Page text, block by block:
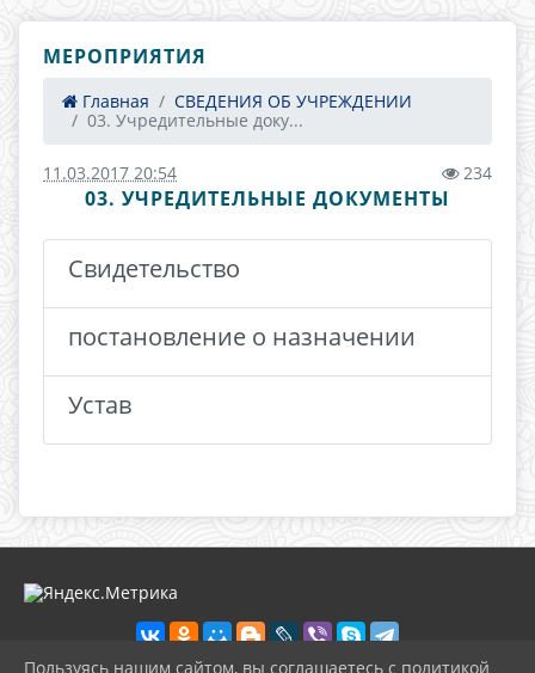
МЕРОПРИЯТИЯ
Главная
СВЕДЕНИЯ ОБ УЧРЕЖДЕНИИ
03. Учредительные доку...
11.03.2017 20:54 234
03. УЧРЕДИТЕЛЬНЫЕ ДОКУМЕНТЫ
Свидетельство
постановление о назначении
Устав
Пользуясь нашим сайтом, вы соглашаетесь с политикой